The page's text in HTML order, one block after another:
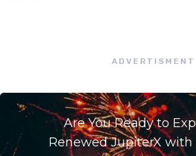
ADVERTISMENT
Are You Ready to
Renewed JupiterX with